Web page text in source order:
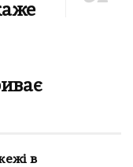
в